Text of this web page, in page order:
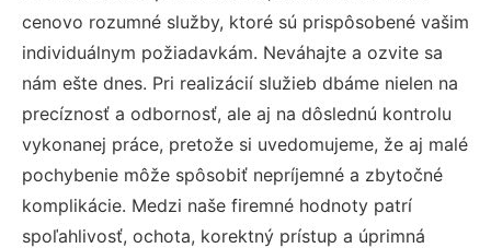
cenovo rozumné služby, ktoré sú prispôsobené vašim
individuálnym požiadavkám. Neváhajte a ozvite sa
nám ešte dnes. Pri realizácií služieb dbáme nielen na
precíznosť a odbornosť, ale aj na dôslednú kontrolu
vykonanej práce, pretože si uvedomujeme, že aj malé
pochybenie môže spôsobiť nepríjemné a zbytočné
komplikácie. Medzi naše firemné hodnoty patrí
spoľahlivosť, ochota, korektný prístup a úprimná